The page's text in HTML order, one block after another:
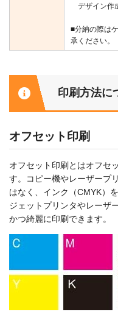
デザイン作
■分納の際は
承ください。
印刷方法に
オフセット印刷
オフセット印刷とはオフセ
す。コピー機やレーザープ
はなく、インク（CMYK）
ジェットプリンタやレーザ
かつ綺麗に印刷できます。